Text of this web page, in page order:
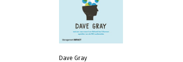
Dave Gray